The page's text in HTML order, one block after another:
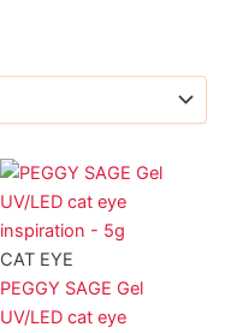
CAT EYE
PEGGY SAGE Gel
UV/LED cat eye